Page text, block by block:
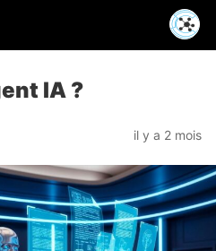
IA ?
il y a 2 mois